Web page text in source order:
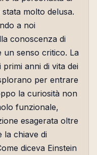
molto delusa.
a noi
conoscenza di
senso critico. La
anni di vita dei
per entrare
la curiosità non
funzionale,
esagerata oltre
la chiave di
diceva Einstein